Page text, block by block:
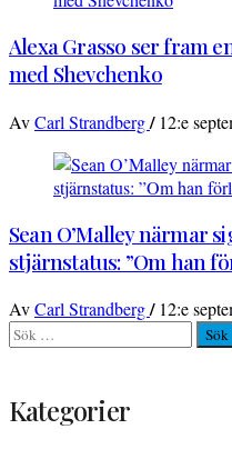
Alexa Grasso ser fram
med Shevchenko
AvCarl Strandberg/ 12:e
Sean O’Malley närmar
stjärnstatus: ”Om han
AvCarl Strandberg/ 12:e
Sök
efter:
Kategorier